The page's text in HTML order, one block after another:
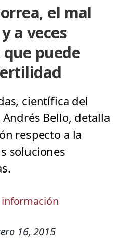
el mal
a veces
puede
científica del
Andrés Bello, detalla
respecto a la
soluciones
información
16, 2015